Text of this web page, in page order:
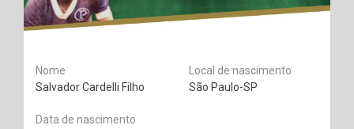
Nome
Salvador Cardelli Filho
Data de nascimento
Local de nascimento
São Paulo-SP